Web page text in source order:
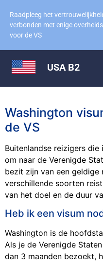
Raadpleeg het
verbonden met enige
voor de VS
USA B2
Washington
de VS
Buitenlandse reizigers
om naar de Verenigde
bezit zijn van een geldige
verschillende soorten
van het doel en de duur
Heb ik een visum
Washington is de
Als je de Verenigde
dan 3 maanden bezoekt,